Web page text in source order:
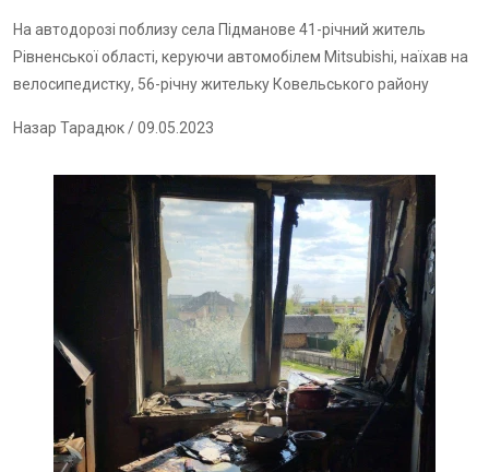
На автодорозі поблизу села Підманове 41-річний житель
Рівненської області, керуючи автомобілем Mitsubishi, наїхав на
велосипедистку, 56-річну жительку Ковельського району
Назар Тарадюк/ 09.05.2023